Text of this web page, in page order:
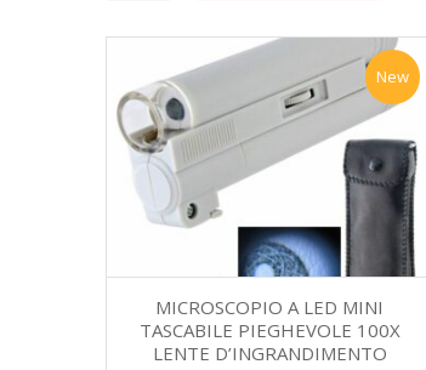
New
MICROSCOPIO A LED MINI
TASCABILE PIEGHEVOLE 100X
LENTE D’INGRANDIMENTO